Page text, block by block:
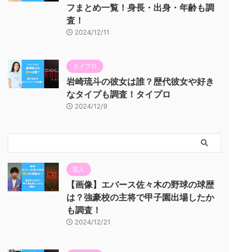
フまとめ一覧！身長・出身・年齢も調
査！
2024/12/11
タイプロ
岩崎琉斗の彼女は誰？歴代彼女や好き
なタイプも調査！タイプロ
2024/12/9
芸人
【画像】エバース佐々木の野球の球歴
は？強豪校の主将で甲子園出場したか
も調査！
2024/12/21